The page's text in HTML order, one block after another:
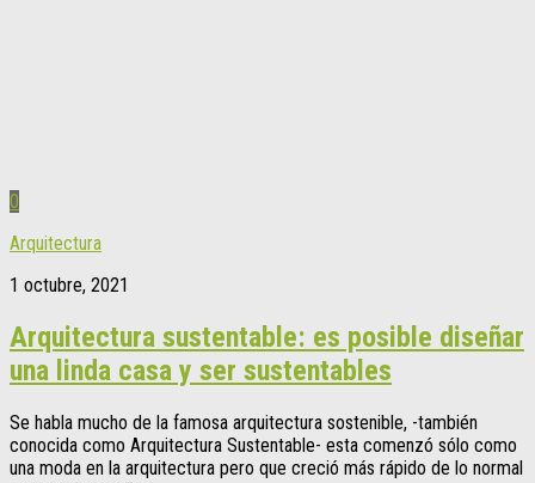
0
Arquitectura
1 octubre, 2021
Arquitectura sustentable: es posible diseñar
una linda casa y ser sustentables
Se habla mucho de la famosa arquitectura sostenible, -también
conocida como Arquitectura Sustentable- esta comenzó sólo como
una moda en la arquitectura pero que creció más rápido de lo normal